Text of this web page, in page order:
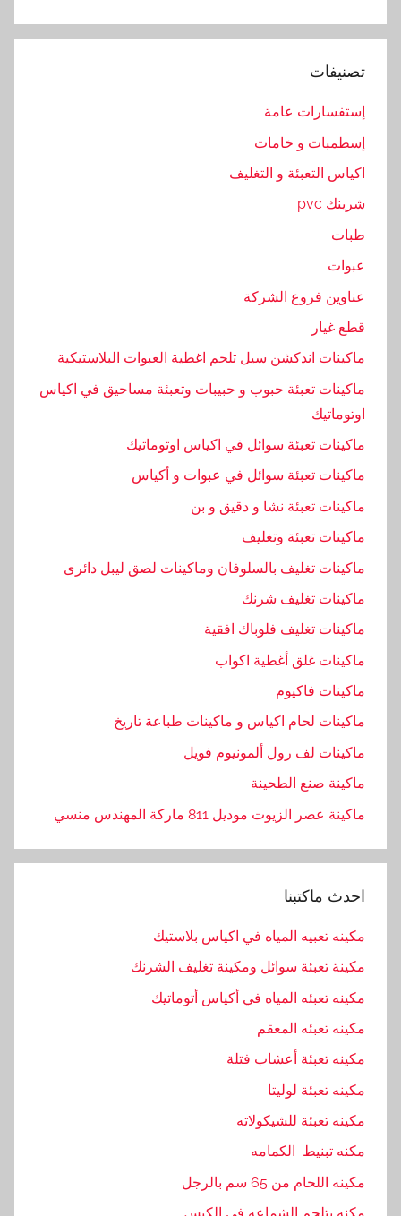
ي
,
ا
ت
ي
ل
ح
ب
ا
ح
ي
ث
ل
ح
ر
ي
ل
م
د
ل
ه
س
ي
ا
م
تصنيفات
إستفسارات عامة
إسطمبات و خامات
اكياس التعبئة و التغليف
شرينك pvc
طبات
عبوات
عناوين فروع الشركة
قطع غيار
ماكينات اندكشن سيل تلحم اغطية العبوات البلاستيكية
ماكينات تعبئة حبوب و حبيبات وتعبئة مساحيق في اكياس
اوتوماتيك
ماكينات تعبئة سوائل في اكياس اوتوماتيك
ماكينات تعبئة سوائل في عبوات و أكياس
ماكينات تعبئة نشا و دقيق و بن
ماكينات تعبئة وتغليف
ماكينات تغليف بالسلوفان وماكينات لصق ليبل دائرى
ماكينات تغليف شرنك
ماكينات تغليف فلوباك افقية
ماكينات غلق أغطية اكواب
ماكينات فاكيوم
ماكينات لحام اكياس و ماكينات طباعة تاريخ
ماكينات لف رول ألمونيوم فويل
ماكينة صنع الطحينة
ماكينة عصر الزيوت موديل 811 ماركة المهندس منسي
احدث ماكتبنا
مكينه تعبيه المياه في اكياس بلاستيك
مكينة تعبئة سوائل ومكينة تغليف الشرنك
مكينه تعبئه المياه في أكياس أتوماتيك
مكينه تعبئه المعقم
مكينه تعبئة أعشاب فتلة
مكينه تعبئة لوليتا
مكينه تعبئة للشيكولاته
مكنه تبنيط الكمامه
مكينه اللحام من 65 سم بالرجل